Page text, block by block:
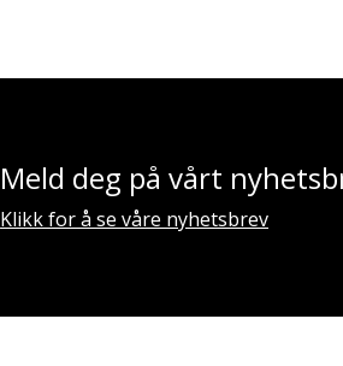
Meld deg på vårt
Klikk for å se våre nyhetsbrev